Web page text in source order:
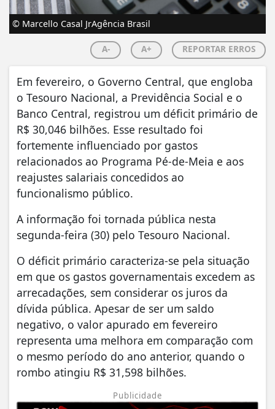
© Marcello Casal JrAgência Brasil
A- A+ REPORTAR ERROS
Em fevereiro, o Governo Central, que engloba
o Tesouro Nacional, a Previdência Social e o
Banco Central, registrou um déficit primário de
R$ 30,046 bilhões. Esse resultado foi
fortemente influenciado por gastos
relacionados ao Programa Pé-de-Meia e aos
reajustes salariais concedidos ao
funcionalismo público.
A informação foi tornada pública nesta
segunda-feira (30) pelo Tesouro Nacional.
O déficit primário caracteriza-se pela situação
em que os gastos governamentais excedem as
arrecadações, sem considerar os juros da
dívida pública. Apesar de ser um saldo
negativo, o valor apurado em fevereiro
representa uma melhora em comparação com
o mesmo período do ano anterior, quando o
rombo atingiu R$ 31,598 bilhões.
Publicidade